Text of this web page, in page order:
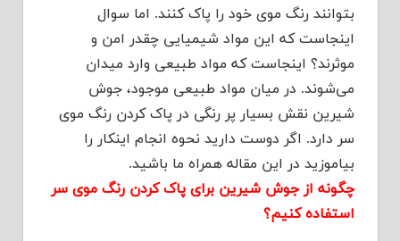
بتوانند رنگ موی خود را پاک کنند. اما سوال
اینجاست که این مواد شیمیایی چقدر امن و
موثرند؟ اینجاست که مواد طبیعی وارد میدان
می‌شوند. در میان مواد طبیعی موجود، جوش
شیرین نقش بسیار پر رنگی در پاک کردن رنگ موی
سر دارد. اگر دوست دارید نحوه انجام اینکار را
بیاموزید در این مقاله همراه ما باشید.
چگونه از جوش شیرین برای پاک کردن رنگ موی سر
استفاده کنیم؟